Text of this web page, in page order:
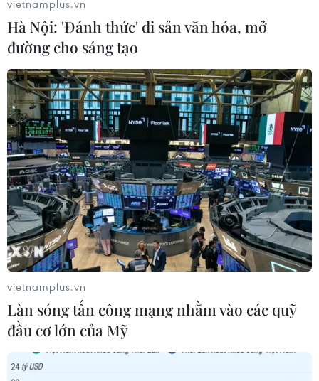
#Vé máy bay #Indonesia #Tasikmalaya
#Tây Java
#Sống sót
#Huấn luyện #Nguyên nhân
#Điều tra
Theo dõi VietnamPlus
vietnamplus.vn
Hà Nội: 'Đánh thức' di sản văn hóa, mở
đường cho sáng tạo
vietnamplus.vn
Làn sóng tấn công mạng nhằm vào các quỹ
đầu cơ lớn của Mỹ